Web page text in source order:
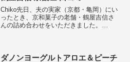
Chiko先日、夫の実家（京都・亀岡）にい
ったとき、京和菓子の老舗・鶴屋吉信さ
んの詰め合わせをいただきました。
得アイテムが大集合...
ダノンヨーグルトアロエ＆ピーチ